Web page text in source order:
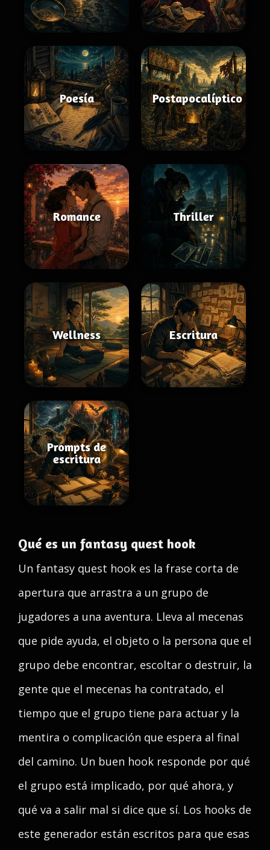
Poesía Postapocalíptico
Romance Thriller
Wellness Escritura
Prompts de
escritura
Qué es un fantasy quest hook
Un fantasy quest hook es la frase corta de
apertura que arrastra a un grupo de
jugadores a una aventura. Lleva al mecenas
que pide ayuda, el objeto o la persona que el
grupo debe encontrar, escoltar o destruir, la
gente que el mecenas ha contratado, el
tiempo que el grupo tiene para actuar y la
mentira o complicación que espera al final
del camino. Un buen hook responde por qué
el grupo está implicado, por qué ahora, y
qué va a salir mal si dice que sí. Los hooks de
este generador están escritos para que esas